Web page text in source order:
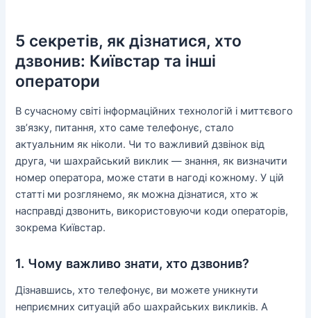
5 секретів, як дізнатися, хто
дзвонив: Київстар та інші
оператори
В сучасному світі інформаційних технологій і миттєвого
зв’язку, питання, хто саме телефонує, стало
актуальним як ніколи. Чи то важливий дзвінок від
друга, чи шахрайський виклик — знання, як визначити
номер оператора, може стати в нагоді кожному. У цій
статті ми розглянемо, як можна дізнатися, хто ж
насправді дзвонить, використовуючи коди операторів,
зокрема Київстар.
1. Чому важливо знати, хто дзвонив?
Дізнавшись, хто телефонує, ви можете уникнути
неприємних ситуацій або шахрайських викликів. А